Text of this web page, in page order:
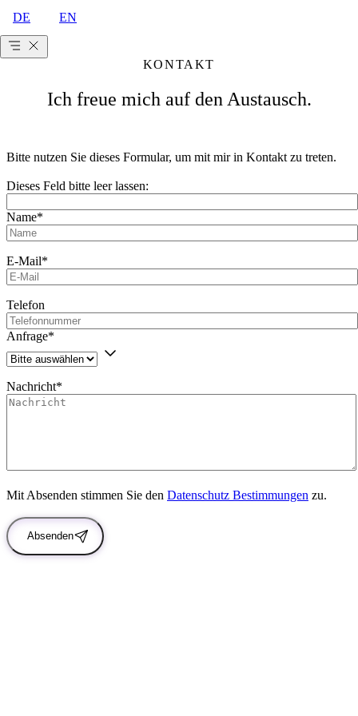
DE EN
KONTAKT
Ich freue mich auf den Austausch.
Bitte nutzen Sie dieses Formular, um mit mir in Kontakt zu treten.
Dieses Feld bitte leer lassen:
Name*
E-Mail*
Telefon
Anfrage*
Nachricht*
Mit Absenden stimmen Sie den Datenschutz Bestimmungen zu.
Absenden